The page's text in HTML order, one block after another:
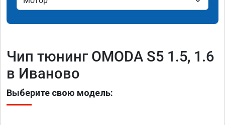
Чип тюнинг OMODA S5 1.5, 1.6
в Иваново
Выберите свою модель: